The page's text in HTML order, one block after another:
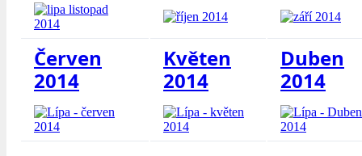
Červen
2014
Květen
2014
Duben
2014